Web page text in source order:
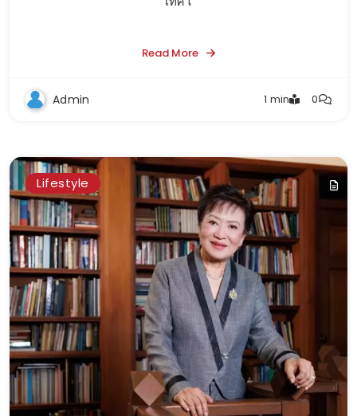
Read More
Admin 1 min 0
Lifestyle